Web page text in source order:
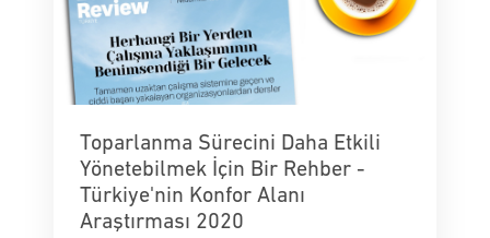
Toparlanma Sürecini Daha Etkili
Yönetebilmek İçin Bir Rehber -
Türkiye'nin Konfor Alanı
Araştırması 2020